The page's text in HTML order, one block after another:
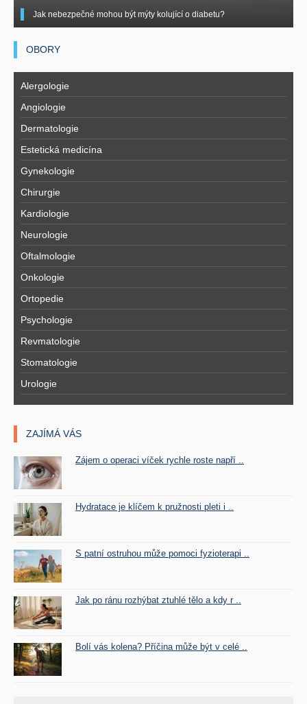
Jak nebezpečné mohou být mýty kolující o diabetu?
OBORY
Alergologie
Angiologie
Dermatologie
Estetická medicína
Gynekologie
Chirurgie
Kardiologie
Neurologie
Oftalmologie
Onkologie
Ortopedie
Psychologie
Revmatologie
Stomatologie
Urologie
ZAJÍMÁ VÁS
Zájem o operaci víček rychle roste napří ..
Hydratace je klíčem k pružnosti pleti i ..
S patní ostruhou může pomoci fyzioterapi ..
Jak po ránu rozhýbat ztuhlé tělo a kdy r ..
Bolí vás kolena? Příčina může být v celé ..